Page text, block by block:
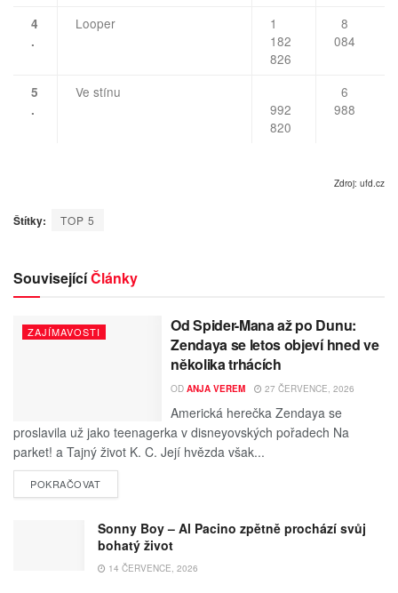
4
.
Looper
1
182
826
8
084
5
.
Ve stínu
992
820
6
988
Zdroj: ufd.cz
Štítky: TOP 5
SouvisejícíČlánky
ZAJÍMAVOSTI
Od Spider-Mana až po Dunu:
Zendaya se letos objeví hned ve
několika trhácích
OD ANJA VEREM 27 ČERVENCE, 2026
Americká herečka Zendaya se
proslavila už jako teenagerka v disneyovských pořadech Na
parket! a Tajný život K. C. Její hvězda však...
POKRAČOVAT
Sonny Boy – Al Pacino zpětně prochází svůj
bohatý život
14 ČERVENCE, 2026